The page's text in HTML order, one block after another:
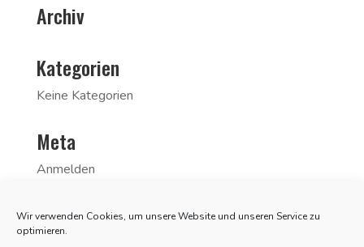
Wir verwenden Cookies, um unsere Website und unseren Service zu
optimieren.
Archiv
Kategorien
Keine Kategorien
Meta
Anmelden
Kommentar-Feed